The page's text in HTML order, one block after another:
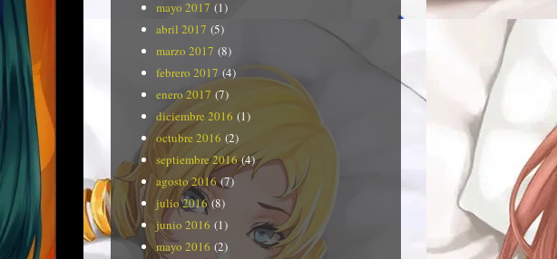
mayo 2017 (1)
abril 2017 (5)
marzo 2017 (8)
febrero 2017 (4)
enero 2017 (7)
diciembre 2016 (1)
octubre 2016 (2)
septiembre 2016(4)
agosto 2016(7)
julio 2016(8)
junio 2016 (1)
mayo 2016 (2)